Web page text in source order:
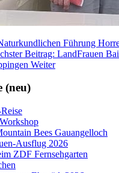
Führung
Beitrag: LandFrauen
Weiter
(neu)
Bees Gauangelloch
Ausflug 2026
ZDF Fernsehgarten